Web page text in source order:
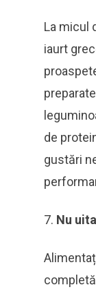
La micul
iaurt
de
gustări
Nu